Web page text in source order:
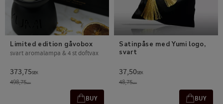
Limited edition gåvobox
svart aromalampa & 4 st doftvax
373,75SEK
498,75SEK
BUY
Satinpåse med Yumi logo,
svart
37,50SEK
48,75SEK
BUY